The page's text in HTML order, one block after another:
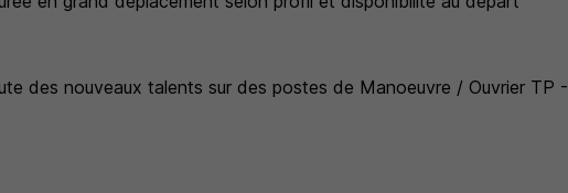
des nouveaux talents sur des postes de Manoeuvre / Ouvrier TP -